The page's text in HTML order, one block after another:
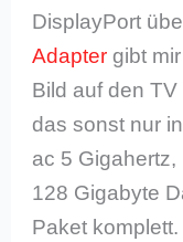
DisplayPort
Adapter gibt
Bild auf den
das sonst nur
ac 5
128 Gigabyte
Paket komplett.